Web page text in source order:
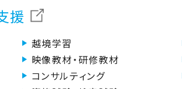
援
越境学習
映像教材・研修教材
コンサルティング